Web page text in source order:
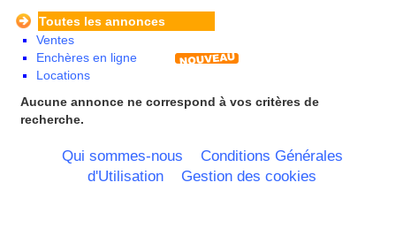
Guyane
Haute Normandie
Ile de France
La Réunion
Languedoc Roussillon
Limousin
Lorraine
Mayotte
Midi Pyrenees - Espagne -
Toutes les annonces
Ventes
Enchères en ligne
Locations
Aucune annonce ne correspond à vos critères de
recherche.
Qui sommes-nous
Conditions Générales
d'Utilisation
Gestion des cookies